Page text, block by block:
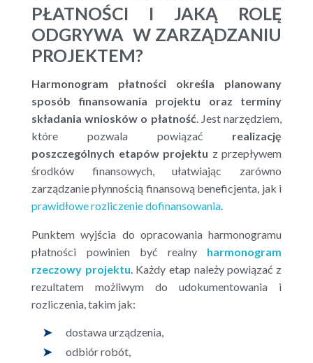
PŁATNOŚCI I JAKĄ ROLĘ
ODGRYWA W ZARZĄDZANIU
PROJEKTEM?
Harmonogram płatności określa planowany
sposób finansowania projektu oraz terminy
składania wniosków o płatność . Jest narzędziem,
które pozwala powiązać realizację
poszczególnych etapów projektu z przepływem
środków finansowych, ułatwiając zarówno
zarządzanie płynnością finansową beneficjenta, jak i
prawidłowe rozliczenie dofinansowania
Punktem wyjścia do opracowania harmonogramu
płatności powinien być realny harmonogram
rzeczowy projektu . Każdy etap należy powiązać z
rezultatem możliwym do udokumentowania i
rozliczenia, takim jak:
dostawa urządzenia,
odbiór robót,